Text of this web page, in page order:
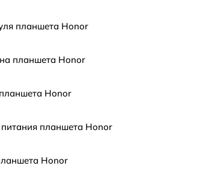
планшета Honor
планшета Honor
Honor
планшета Honor
Honor